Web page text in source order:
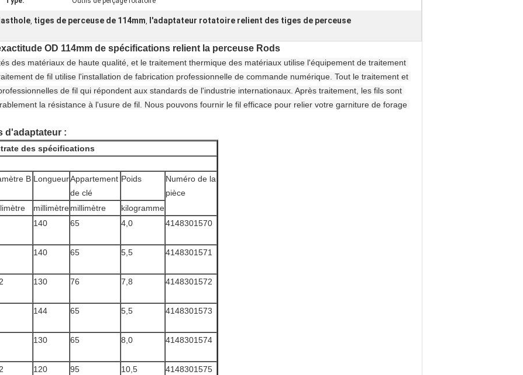
, tiges de perceuse de 114mm, l'adaptateur rotatoire relient des tiges de perceuse
OD 114mm de spécifications relient la perceuse Rods
des matériaux de haute qualité, et le traitement thermique des matériaux utilise l'équipement de traitement
de fil utilise l'installation de fabrication professionnelle de commande numérique. Tout le traitement et
de fil qui répondent aux standards de l'industrie internationaux. Après traitement, les fils sont
la résistance à l'usure de fil. Nous pouvons fournir le fil efficace pour relier votre garniture de forage
d'adaptateur :
des spécifications
B LongueurAppartement
de clé
Poids
Numéro de la
pièce
millimètremillimètre
kilogramme
140 65 4,0 4148301570
140 65 5,5 4148301571
130 76 7,8 4148301572
144 65 5,5 4148301573
130 65 8,0 4148301574
120 95 10,5 4148301575